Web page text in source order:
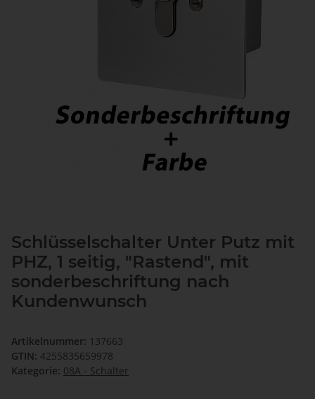
Schlüsselschalter Unter Putz mit
PHZ, 1 seitig, "Rastend", mit
sonderbeschriftung nach
Kundenwunsch
Artikelnummer: 137663
GTIN: 4255835659978
Kategorie: 08A - Schalter